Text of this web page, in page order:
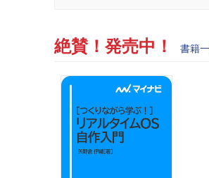
絶賛！発売中！ 書籍